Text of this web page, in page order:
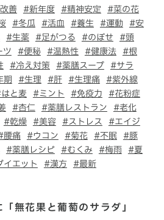
善 #新年度 #精神安定
#菜の花
#冬瓜 #活血 #養生 #運動
#安
#生薬 #足がつる #のぼせ
#頭
ツ #便秘 #温熱性 #健康法
#根
#冷え対策 #薬膳スープ
#サラ
期 #生理 #肝 #生理痛
#紫外線
と麦 #ミント #免疫力
#花粉症
#杏仁 #薬膳レストラン
#老化
#乾燥 #美容 #ストレス
#エイジ
腰痛 #ウコン #菊花 #不眠
#豚
#薬膳レシピ #むくみ #梅雨
#夏
イエット #漢方 #最新
無花果と葡萄のサラダ」